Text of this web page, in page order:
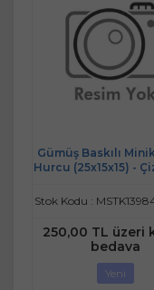
Gümüş Baskılı
Hurcu (25x15x15) -
Stok Kodu :
250,00 TL üzeri
bedava
Yeni